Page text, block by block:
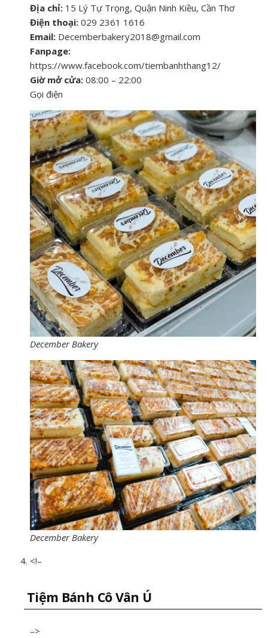
Địa chỉ: 15 Lý Tự Trọng, Quận Ninh Kiều, Cần Thơ
Điện thoại: 029 2361 1616
Email: Decemberbakery2018@gmail.com
Fanpage:
https://www.facebook.com/tiembanhthang12/
Giờ mở cửa: 08:00 – 22:00
Gọi điện
December Bakery
December Bakery
<!–
Tiệm Bánh Cô Vân Ú
–>